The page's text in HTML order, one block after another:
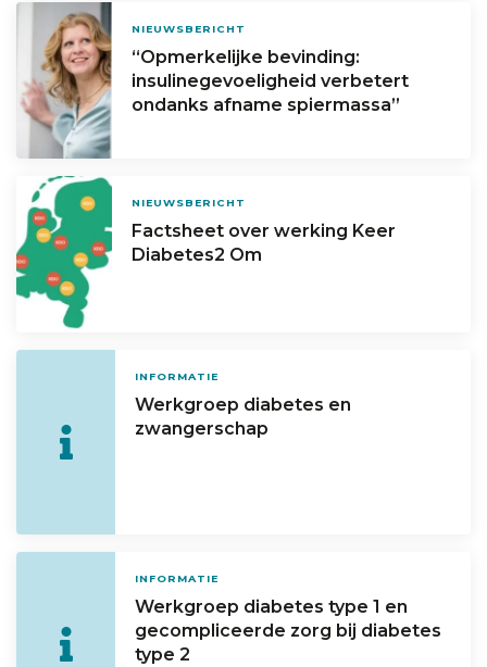
NIEUWSBERICHT
“Opmerkelijke bevinding:
insulinegevoeligheid verbetert
ondanks afname spiermassa”
NIEUWSBERICHT
Factsheet over werking Keer
Diabetes2 Om
INFORMATIE
Werkgroep diabetes en
zwangerschap
INFORMATIE
Werkgroep diabetes type 1 en
gecompliceerde zorg bij diabetes
type 2